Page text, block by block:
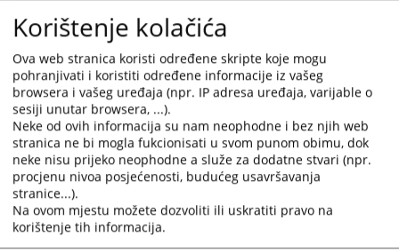
vladavine prava, nezavisnost pravosuđa, nastaviti da jačaju.
Javnost, preciznost, dosljednost, stabilnost, zabrana
retroaktivnosti, konačnost i obavezujuća snaga sudskih odluka,
kao elementi pravne sigurnosti, te institucionalna i
individualna nezavisnost pravosuđa koje se tiču sposobnosti
pravosuđa da djeluje bez pritisaka i nezavisnosti sudija
pojedinaca prilikom obavljanja njihovih profesionalnih
dužnosti, su ciljevi ovog suda koji vode ka poboljšanju
funkcionisanja demokratskih institucija, poštivanja vladavine
prava i zaštite ljudskih prava.
Vaše sugestije i zapažanja, kao i kritike i pohvale će se koristiti
kao smjernice za efektivniji rad suda.
Predsjednik suda:
Korištenje kolačića
Ova web stranica koristi određene skripte koje mogu
pohranjivati i koristiti određene informacije iz vašeg
browsera i vašeg uređaja (npr. IP adresa uređaja, varijable o
sesiji unutar browsera, ...).
Neke od ovih informacija su nam neophodne i bez njih web
stranica ne bi mogla fukcionisati u svom punom obimu, dok
neke nisu prijeko neophodne a služe za dodatne stvari (npr.
procjenu nivoa posjećenosti, budućeg usavršavanja
stranice...).
Na ovom mjestu možete dozvoliti ili uskratiti pravo na
korištenje tih informacija.